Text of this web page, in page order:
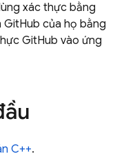
xác thực bằng
GitHub của họ bằng
GitHub vào ứng
C++.